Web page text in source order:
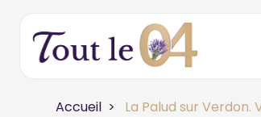
Accueil La Palud sur